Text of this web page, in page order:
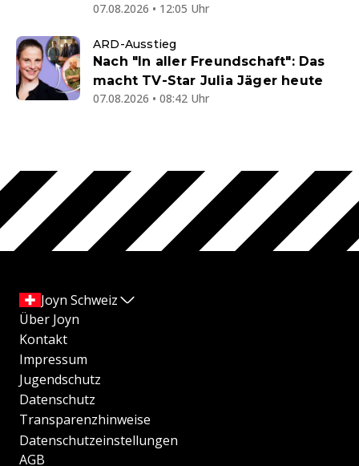
07.08.2026 • 12:05 Uhr
ARD-Ausstieg
Nach "In aller Freundschaft": Das
macht TV-Star Julia Jäger heute
07.08.2026 • 08:42 Uhr
Joyn Schweiz
Über Joyn
Kontakt
Impressum
Jugendschutz
Datenschutz
Transparenzhinweise
Datenschutzeinstellungen
AGB